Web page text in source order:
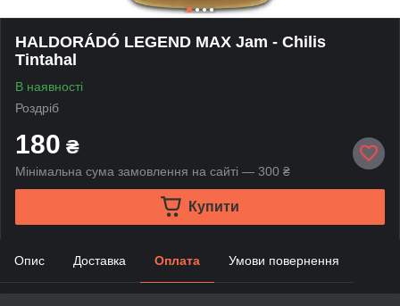
HALDORÁDÓ LEGEND MAX Jam - Chilis
Tintahal
В наявності
Роздріб
180 ₴
Мінімальна сума замовлення на сайті — 300 ₴
Купити
Опис Доставка Оплата Умови повернення